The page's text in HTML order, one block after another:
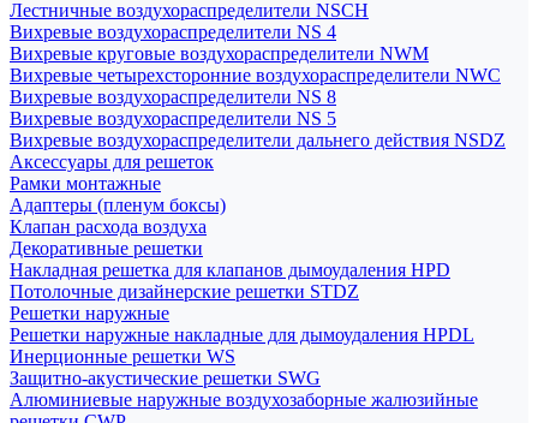
Лестничные воздухораспределители NSCH
Вихревые воздухораспределители NS 4
Вихревые круговые воздухораспределители NWM
Вихревые четырехсторонние воздухораспределители NWC
Вихревые воздухораспределители NS 8
Вихревые воздухораспределители NS 5
Вихревые воздухораспределители дальнего действия NSDZ
Аксессуары для решеток
Рамки монтажные
Адаптеры (пленум боксы)
Клапан расхода воздуха
Декоративные решетки
Накладная решетка для клапанов дымоудаления HPD
Потолочные дизайнерские решетки STDZ
Решетки наружные
Решетки наружные накладные для дымоудаления HPDL
Инерционные решетки WS
Защитно-акустические решетки SWG
Алюминиевые наружные воздухозаборные жалюзийные